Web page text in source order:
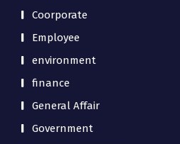
Coorporate
Employee
environment
finance
General Affair
Government